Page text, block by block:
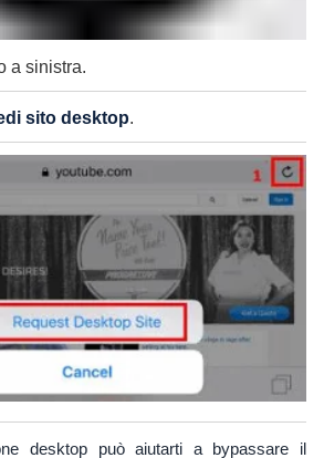
a sinistra.
sito desktop.
desktop può aiutarti a bypassare il